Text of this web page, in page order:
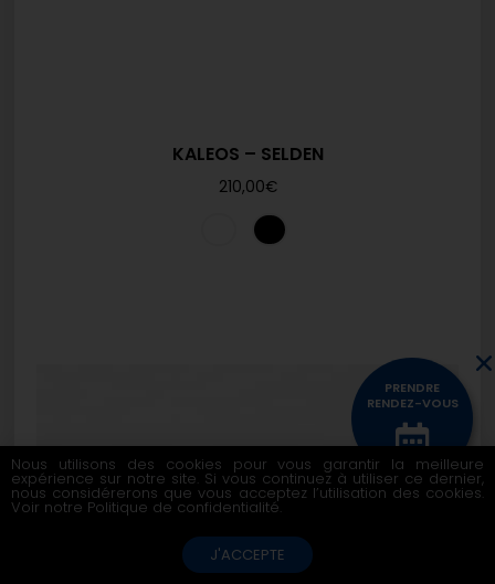
KALEOS – SELDEN
210,00€
PRENDRE
RENDEZ-VOUS
CONTACTEZ
Nous utilisons des cookies pour vous garantir la meilleure
expérience sur notre site. Si vous continuez à utiliser ce dernier,
nous considérerons que vous acceptez l’utilisation des cookies.
Voir notre Politique de confidentialité
J'ACCEPTE